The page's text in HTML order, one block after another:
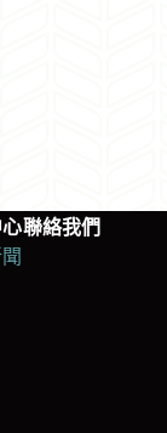
聯絡我們